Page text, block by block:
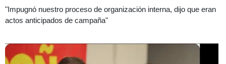
"Impugnó nuestro proceso de organización interna, dijo que eran
actos anticipados de campaña"